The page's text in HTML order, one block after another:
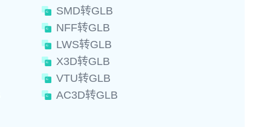
SMD转GLB
NFF转GLB
LWS转GLB
X3D转GLB
VTU转GLB
AC3D转GLB